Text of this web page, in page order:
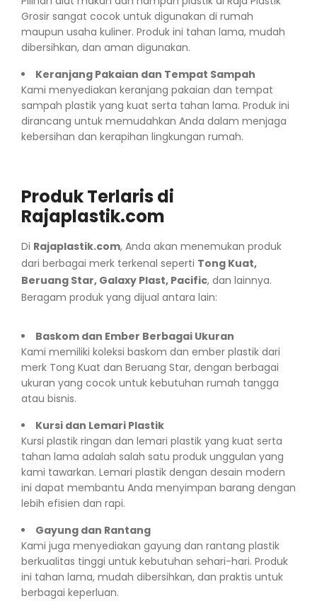
Grosir sangat cocok untuk digunakan di rumah
maupun usaha kuliner. Produk ini tahan lama, mudah
dibersihkan, dan aman digunakan.
Keranjang Pakaian dan Tempat Sampah
Kami menyediakan keranjang pakaian dan tempat
sampah plastik yang kuat serta tahan lama. Produk ini
dirancang untuk memudahkan Anda dalam menjaga
kebersihan dan kerapihan lingkungan rumah.
Produk Terlaris di
Rajaplastik.com
Di Rajaplastik.com, Anda akan menemukan produk
dari berbagai merk terkenal seperti Tong Kuat,
Beruang Star, Galaxy Plast, Pacific, dan lainnya.
Beragam produk yang dijual antara lain:
Baskom dan Ember Berbagai Ukuran
Kami memiliki koleksi baskom dan ember plastik dari
merk Tong Kuat dan Beruang Star, dengan berbagai
ukuran yang cocok untuk kebutuhan rumah tangga
atau bisnis.
Kursi dan Lemari Plastik
Kursi plastik ringan dan lemari plastik yang kuat serta
tahan lama adalah salah satu produk unggulan yang
kami tawarkan. Lemari plastik dengan desain modern
ini dapat membantu Anda menyimpan barang dengan
lebih efisien dan rapi.
Gayung dan Rantang
Kami juga menyediakan gayung dan rantang plastik
berkualitas tinggi untuk kebutuhan sehari-hari. Produk
ini tahan lama, mudah dibersihkan, dan praktis untuk
berbagai keperluan.